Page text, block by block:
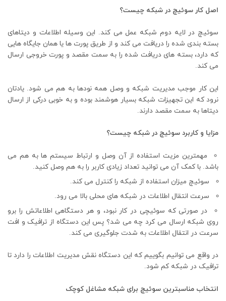
اصل کار سوئیچ در شبکه چیست؟
سوئیچ در لایه دوم شبکه عمل می کند. این وسیله اطلاعات و دیتاهای
بسته بندی شده را دریافت می کند و از طریق پورت ها یا همان جایگاه هایی
که دارد، بسته های دریافت شده را به سمت مقصد و پورت خروجی ارسال
می کند.
این کار موجب مدیریت شبکه و وصل همه نودها به هم می شود. یادتان
نرود که این تجهیزات شبکه بسیار هوشمند بوده و به خوبی درکی از ارسال
دیتاها به سمت مقصد دارند.
مزایا و کاربرد سوئیچ در شبکه چیست؟
مهمترین مزیت استفاده از آن وصل و ارتباط سیستم ها به هم می
باشد. با کمک آن می توانید تعداد زیادی کاربر را به هم وصل کنید.
سوئیچ میزان استفاده از شبکه را کنترل می کند.
سرعت انتقال اطلاعات در شبکه های محلی بالا می رود.
در صورتی که سوئیچی در کار نبود، و هر دستگاهی اطلاعاتش را برو
روی شبکه ارسال می کرد چه می شد؟ پس این دستگاه از ترافیک و افت
سرعت در انتقال اطلاعات به شدت جلوگیری می کند.
در واقع می توانیم بگوییم که این دستگاه نقش مدیریت اطلاعات را دارد تا
ترافیک در شبکه کم شود.
انتخاب مناسبترین سوئیچ برای شبکه مشاغل کوچک